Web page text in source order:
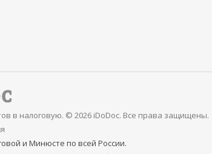
в налоговую. © 2026 iDoDoc. Все права защищены.
и Минюсте по всей России.